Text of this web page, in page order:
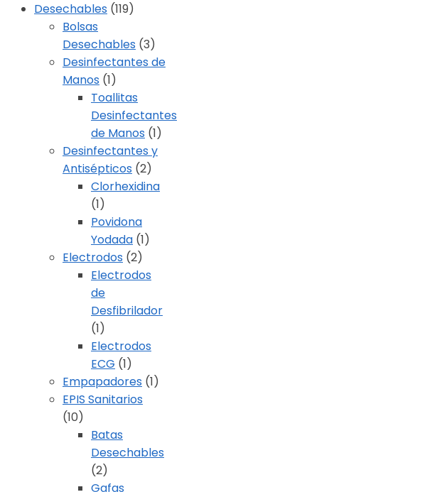
Desechables (119)
Bolsas
Desechables (3)
Desinfectantes de
Manos (1)
Toallitas
Desinfectantes
de Manos (1)
Desinfectantes y
Antisépticos (2)
Clorhexidina
(1)
Povidona
Yodada (1)
Electrodos (2)
Electrodos
de
Desfibrilador
(1)
Electrodos
ECG (1)
Empapadores (1)
EPIS Sanitarios
(10)
Batas
Desechables
(2)
Gafas